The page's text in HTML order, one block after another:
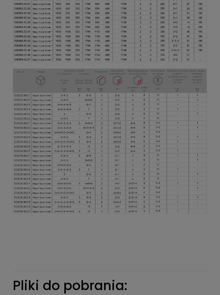
Pliki do pobrania: